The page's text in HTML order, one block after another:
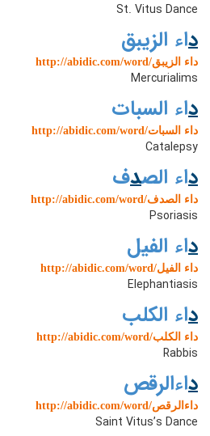
St. Vitus Dance
داء الزیبق
http://abidic.com/word/داء الزیبق
Mercurialims
داء السبات
http://abidic.com/word/داء السبات
Catalepsy
داء الصدف
http://abidic.com/word/داء الصدف
Psoriasis
داء الفیل
http://abidic.com/word/داء الفیل
Elephantiasis
داء الکلب
http://abidic.com/word/داء الکلب
Rabbis
داءالرقص
http://abidic.com/word/داءالرقص
Saint Vitus’s Dance